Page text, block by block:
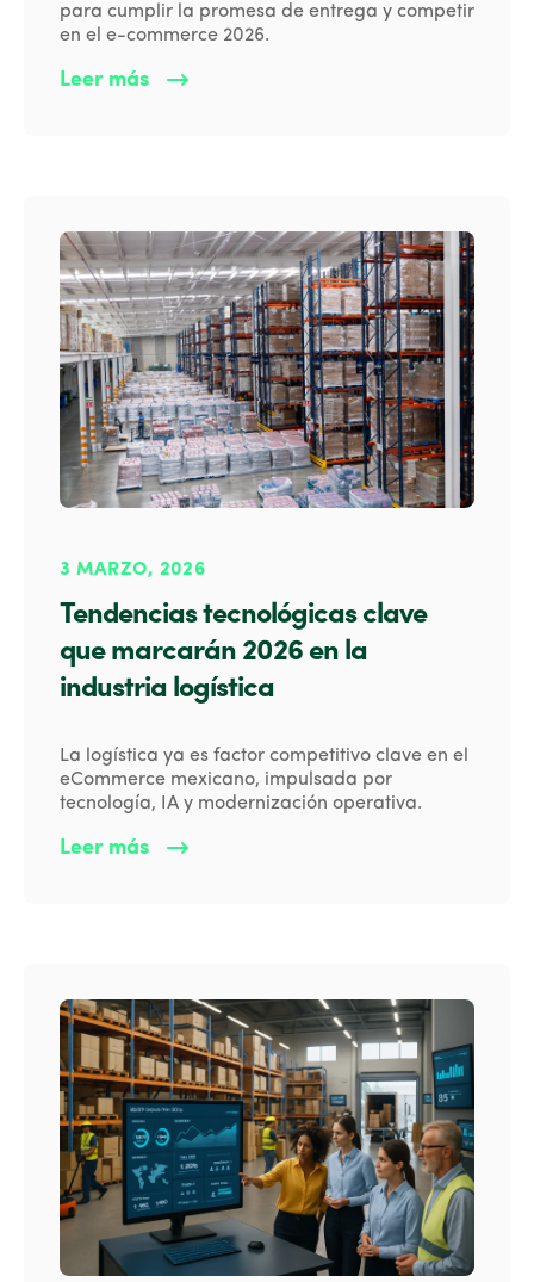
para cumplir la promesa de entrega y competir
en el e-commerce 2026.
Leer más
3 MARZO, 2026
Tendencias tecnológicas clave
que marcarán 2026 en la
industria logística
La logística ya es factor competitivo clave en el
eCommerce mexicano, impulsada por
tecnología, IA y modernización operativa.
Leer más